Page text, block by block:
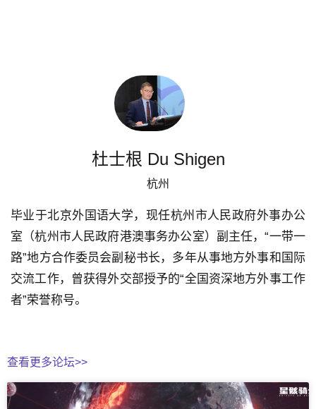
杜士根 Du Shigen
杭州
毕业于北京外国语大学，现任杭州市人民政府外事办公
室（杭州市人民政府港澳事务办公室）副主任，“一带一
路”地方合作委员会副秘书长，多年从事地方外事和国际
交流工作，曾获得外交部授予的“全国资深地方外事工作
者”荣誉称号。
查看更多论坛>>